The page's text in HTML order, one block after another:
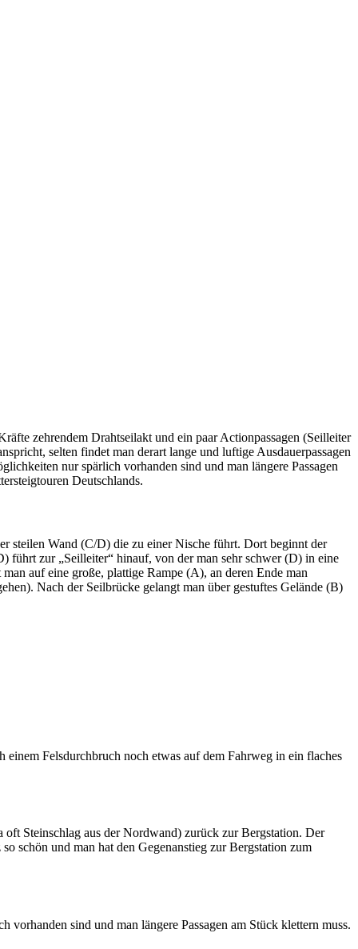
zehrendem Drahtseilakt und ein paar Actionpassagen (Seilleiter
selten findet man derart lange und luftige Ausdauerpassagen
nur spärlich vorhanden sind und man längere Passagen
Deutschlands.
steilen Wand (C/D) die zu einer Nische führt. Dort beginnt der
führt zur „Seilleiter“ hinauf, von der man sehr schwer (D) in eine
auf eine große, plattige Rampe (A), an deren Ende man
Nach der Seilbrücke gelangt man über gestuftes Gelände (B)
Felsdurchbruch noch etwas auf dem Fahrweg in ein flaches
Steinschlag aus der Nordwand) zurück zur Bergstation. Der
schön und man hat den Gegenanstieg zur Bergstation zum
sind und man längere Passagen am Stück klettern muss.